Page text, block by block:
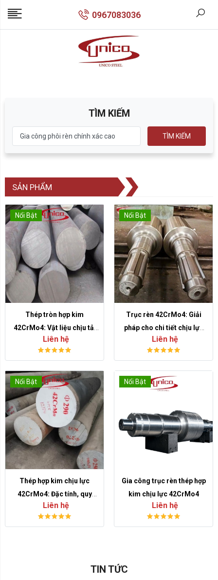
0967083036
TÌM KIẾM
TÌM KIẾM
SẢN PHẨM
Nổi Bật
Thép tròn hợp kim
42CrMo4: Vật liệu chịu tải
cao cho trục, chốt và chi
tiết máy
Liên hệ
Nổi Bật
Trục rèn 42CrMo4: Giải
pháp cho chi tiết chịu lực
cao trong cơ khí công
nghiệp
Liên hệ
Nổi Bật
Thép hợp kim chịu lực
42CrMo4: Đặc tính, quy
cách và ứng dụng trong cơ
khí chế tạo
Liên hệ
Nổi Bật
Gia công trục rèn thép hợp
kim chịu lực 42CrMo4
Liên hệ
TIN TỨC